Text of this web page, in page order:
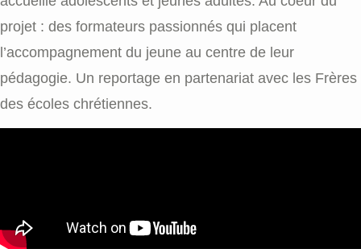
projet : des formateurs passionnés qui placent
l’accompagnement du jeune au centre de leur
pédagogie. Un reportage en partenariat avec les Frères
des écoles chrétiennes.